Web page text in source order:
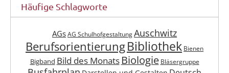
Häufige Schlagworte
AGs AG Schulhofgestaltung Auschwitz
BerufsorientierungBibliothek Bienen
Bigband Bild des Monats Biologie Bläsergruppe